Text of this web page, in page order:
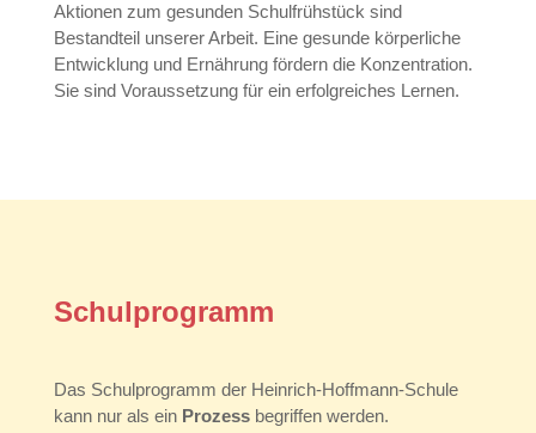
Aktionen zum gesunden Schulfrühstück sind
Bestandteil unserer Arbeit. Eine gesunde körperliche
Entwicklung und Ernährung fördern die Konzentration.
Sie sind Voraussetzung für ein erfolgreiches Lernen.
Schulprogramm
Das Schulprogramm der Heinrich-Hoffmann-Schule
kann nur als ein Prozessbegriffen werden.